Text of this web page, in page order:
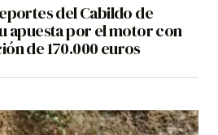
del Cabildo de
apuesta por el motor con
de 170.000 euros